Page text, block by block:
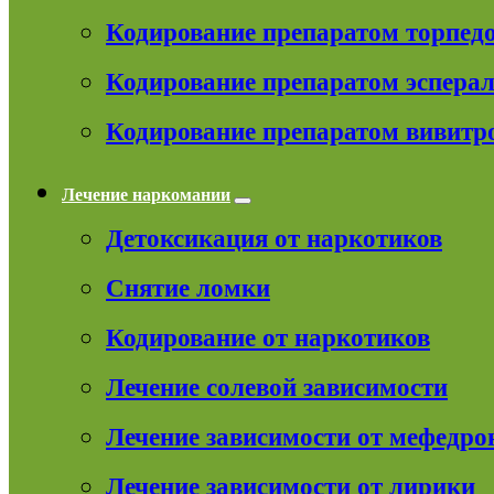
Кодирование препаратом
Кодирование препаратом
Кодирование препаратом
Лечение наркомании
Детоксикация от наркотиков
Снятие ломки
Кодирование от наркотиков
Лечение солевой зависимости
Лечение зависимости от
Лечение зависимости от лирики